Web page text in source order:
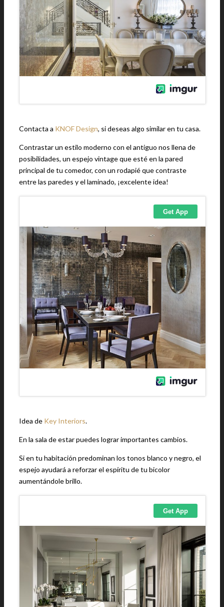
Contacta a KNOF Design, si deseas algo similar en tu casa.
Contrastar un estilo moderno con el antiguo nos llena de
posibilidades, un espejo vintage que esté en la pared
principal de tu comedor, con un rodapié que contraste
entre las paredes y el laminado, ¡excelente idea!
Idea de Key Interiors.
En la sala de estar puedes lograr importantes cambios.
Si en tu habitación predominan los tonos blanco y negro, el
espejo ayudará a reforzar el espíritu de tu bicolor
aumentándole brillo.